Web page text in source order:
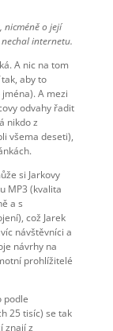
nicméně o její
internetu.
A nic na tom
aby to
A mezi
odvahy řadit
nikdo z
všema deseti),
si Jarkovy
MP3 (kvalita
a s
což Jarek
návštěvníci a
návrhy na
prohlížitelé
podle
25 tisíc) se tak
znají z